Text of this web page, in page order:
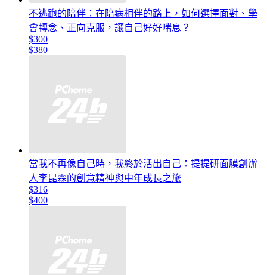
不逃跑的陪伴：在陪病相伴的路上，如何選擇面對、學
會轉念、正向克服，讓自己好好喘息？
$300
$380
當我不再像自己時，我終於活出自己：提提研面膜創辦
人李昆霖的創意精神與中年成長之旅
$316
$400